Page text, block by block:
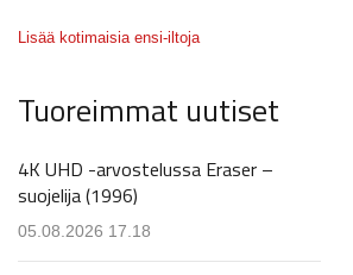
Lisää kotimaisia ensi-iltoja
Tuoreimmat uutiset
4K UHD -arvostelussa Eraser –
suojelija (1996)
05.08.2026 17.18